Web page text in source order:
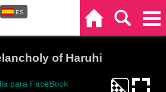
ES
of Haruhi
para FaceBook